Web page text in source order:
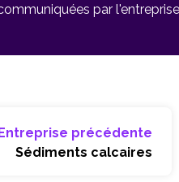
par
précédente
Sédiments calcaires